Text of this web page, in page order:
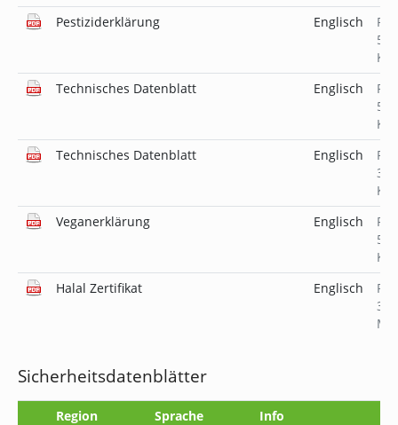
Pestiziderklärung
Englisch
PDF
KB
Technisches Datenblatt
Englisch
PDF
KB
Technisches Datenblatt
Englisch
PDF
KB
Veganerklärung
Englisch
PDF
KB
Halal Zertifikat
Englisch
PDF
MB
Sicherheitsdatenblätter
Region Sprache
Info